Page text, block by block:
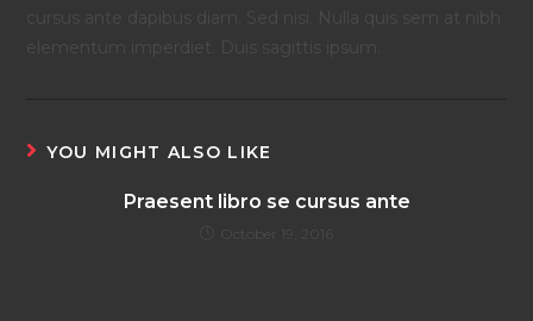
cursus ante dapibus diam. Sed nisi. Nulla quis sem at nibh
elementum imperdiet. Duis sagittis ipsum.
YOU MIGHT ALSO LIKE
Praesent libro se cursus ante